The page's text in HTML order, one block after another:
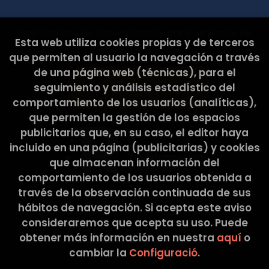
hola@latribullibreria.com 2. CARÀCTER
OBLIGATORI O FACULTATIU DE LA INFORMACIÓ
FACILITADA PER L’USUARI Els Usuaris, mitjançant la
marcació de les caselles corresponents i entrada
de dades en els camps, marcats amb un asterisc
(*) en el formulari de contacte o presentats en
formularis de descàrrega, accepten
expressament i de forma lliure i inequívoca, que
les seves dades són necessàries per atendre la
seva petició, per part del prestador, sent
voluntària la inclusió de dades en els camps
restants. L’Usuari garanteix que les dades
personals facilitades al RESPONSABLE són veraces
i es fa responsable de comunicar qualsevol
modificació de les mateixes. El RESPONSABLE
informa i garanteix expressament als usuaris que
les seves dades personals no seran cedides en
cap cas a tercers, i que sempre que realitzés
algun tipus de cessió de dades personals, es
Cultura y Deporte.
2026 ©La Tribu Llibreria. Tots els Drets Reservats
|Grupo Trevenque
Esta web utiliza cookies propias y de terceros
que permiten al usuario la navegación a través
de una página web (técnicas), para el
seguimiento y análisis estadístico del
comportamiento de los usuarios (analíticas),
que permiten la gestión de los espacios
publicitarios que, en su caso, el editor haya
incluido en una página (publicitarias) y cookies
que almacenan información del
comportamiento de los usuarios obtenida a
través de la observación continuada de sus
hábitos de navegación. Si acepta este aviso
consideraremos que acepta su uso. Puede
obtener más información en nuestra aquí o
cambiar la Configuració.